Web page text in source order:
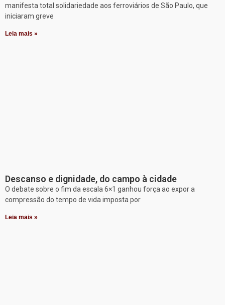
manifesta total solidariedade aos ferroviários de São Paulo, que
iniciaram greve
Leia mais »
Descanso e dignidade, do campo à cidade
O debate sobre o fim da escala 6×1 ganhou força ao expor a
compressão do tempo de vida imposta por
Leia mais »